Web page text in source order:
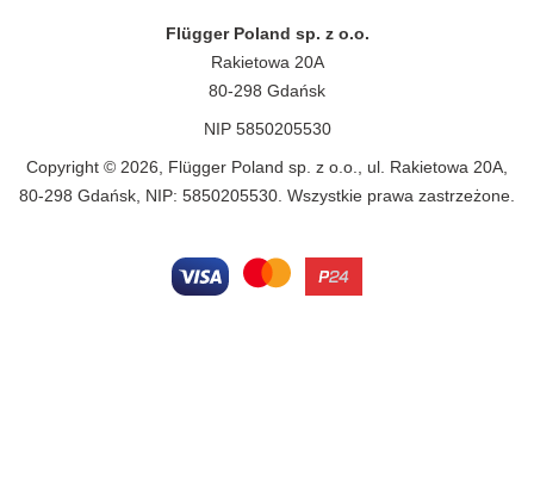
Flügger Poland sp. z o.o.
Rakietowa 20A
80-298 Gdańsk
NIP 5850205530
Copyright © 2026, Flügger Poland sp. z o.o., ul. Rakietowa 20A,
80-298 Gdańsk, NIP: 5850205530. Wszystkie prawa zastrzeżone.